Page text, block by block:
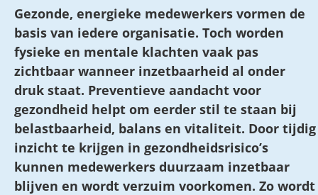
Gezonde, energieke medewerkers vormen de
basis van iedere organisatie. Toch worden
fysieke en mentale klachten vaak pas
zichtbaar wanneer inzetbaarheid al onder
druk staat. Preventieve aandacht voor
gezondheid helpt om eerder stil te staan bij
belastbaarheid, balans en vitaliteit. Door tijdig
inzicht te krijgen in gezondheidsrisico’s
kunnen medewerkers duurzaam inzetbaar
blijven en wordt verzuim voorkomen. Zo wordt